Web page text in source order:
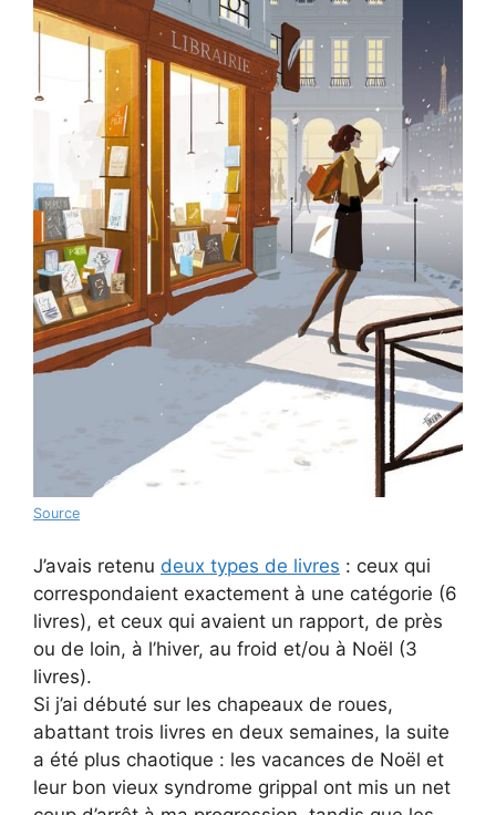
Source
J’avais retenu deux types de livres : ceux qui
correspondaient exactement à une catégorie (6
livres), et ceux qui avaient un rapport, de près
ou de loin, à l’hiver, au froid et/ou à Noël (3
livres).
Si j’ai débuté sur les chapeaux de roues,
abattant trois livres en deux semaines, la suite
a été plus chaotique : les vacances de Noël et
leur bon vieux syndrome grippal ont mis un net